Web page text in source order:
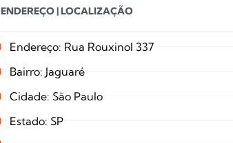
ENDEREÇO | LOCALIZAÇÃO
Endereço: Rua Rouxinol 337
Bairro: Jaguaré
Cidade: São Paulo
Estado: SP